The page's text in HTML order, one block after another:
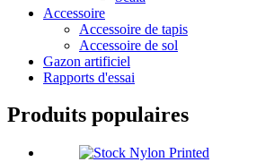
Accessoire
Accessoire de tapis
Accessoire de sol
Gazon artificiel
Rapports d'essai
Produits populaires